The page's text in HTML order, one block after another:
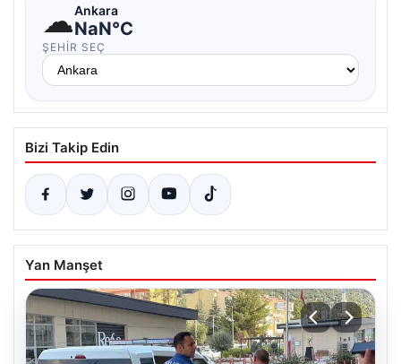
☁Ankara
NaN°C
ŞEHIR SEÇ
Bizi Takip Edin
Yan Manşet